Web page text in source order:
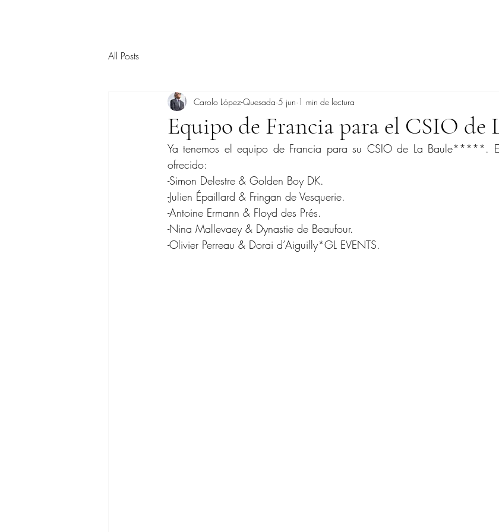
All Posts
Equipo de Francia para el CSIO de
Carolo López-Quesada 5 jun 1 min de lectura
Ya tenemos el equipo de Francia para su CSIO de La Baule*****.
ofrecido:
-Simon Delestre & Golden Boy DK.
-Julien Épaillard & Fringan de Vesquerie.
-Antoine Ermann & Floyd des Prés.
-Nina Mallevaey & Dynastie de Beaufour.
-Olivier Perreau & Dorai d’Aiguilly*GL EVENTS.